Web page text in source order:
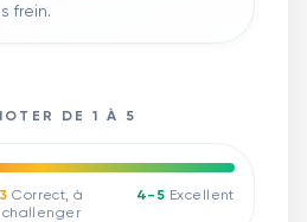
frein.
DE 1 À 5
3 Correct, à
challenger
4-5 Excellent